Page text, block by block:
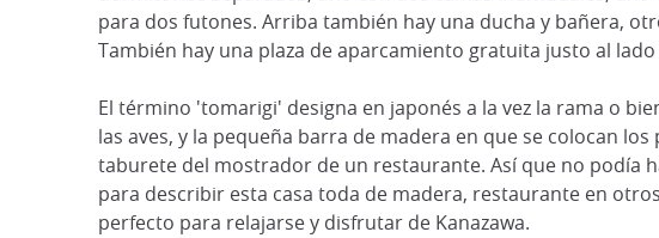
para dos futones. Arriba también hay una ducha y bañera,
También hay una plaza de aparcamiento gratuita justo al
El término 'tomarigi' designa en japonés a la vez la rama o
las aves, y la pequeña barra de madera en que se colocan
taburete del mostrador de un restaurante. Así que no podía
para describir esta casa toda de madera, restaurante en
perfecto para relajarse y disfrutar de Kanazawa.